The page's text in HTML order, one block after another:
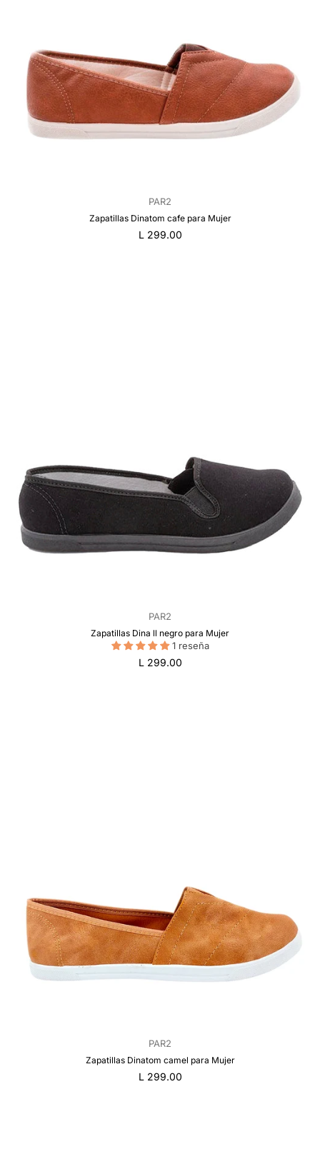
PAR2
Zapatillas Dinatom cafe para Mujer
Precio
L 299.00
PAR2
Zapatillas Dina ll negro para Mujer
1 reseña
Precio
L 299.00
PAR2
Zapatillas Dinatom camel para Mujer
Precio
L 299.00